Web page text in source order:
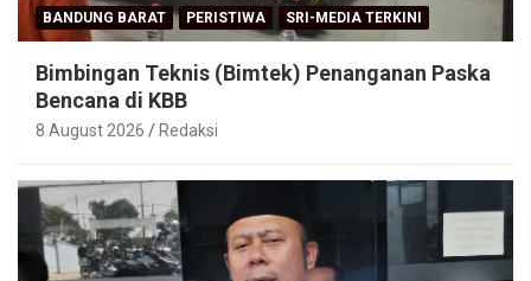
BANDUNG BARAT PERISTIWA SRI-MEDIA TERKINI
Bimbingan Teknis (Bimtek) Penanganan Paska
Bencana di KBB
8 August 2026 Redaksi